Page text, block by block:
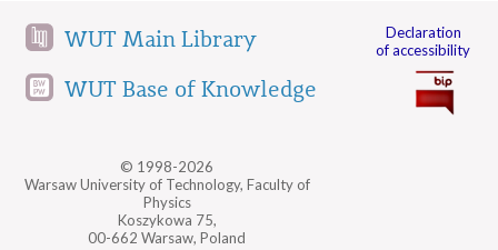
WUT Main Library
WUT Base of Knowledge
© 1998-2026
Warsaw University of Technology, Faculty of
Physics
Koszykowa 75,
00-662 Warsaw, Poland
Declaration
of accessibility